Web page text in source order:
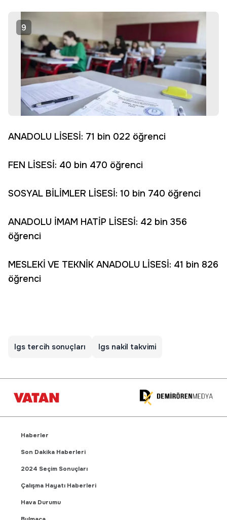
9
ANADOLU LİSESİ: 71 bin 022 öğrenci
FEN LİSESİ: 40 bin 470 öğrenci
SOSYAL BİLİMLER LİSESİ: 10 bin 740 öğrenci
ANADOLU İMAM HATİP LİSESİ: 42 bin 356
öğrenci
MESLEKİ VE TEKNİK ANADOLU LİSESİ: 41 bin 826
öğrenci
lgs tercih sonuçları lgs nakil takvimi
Haberler
Son Dakika Haberleri
2024 Seçim Sonuçları
Çalışma Hayatı Haberleri
Hava Durumu